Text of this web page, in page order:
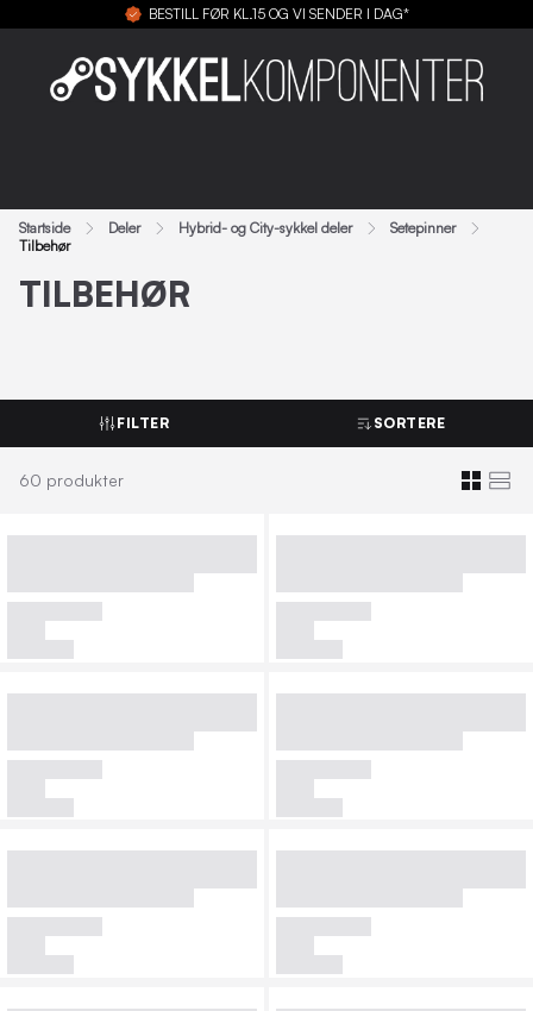
BESTILL FØR KL.15 OG VI SENDER I DAG*
Startside Deler Hybrid- og City-sykkel deler
Setepinner
Tilbehør
TILBEHØR
FILTER SORTERE
60 produkter